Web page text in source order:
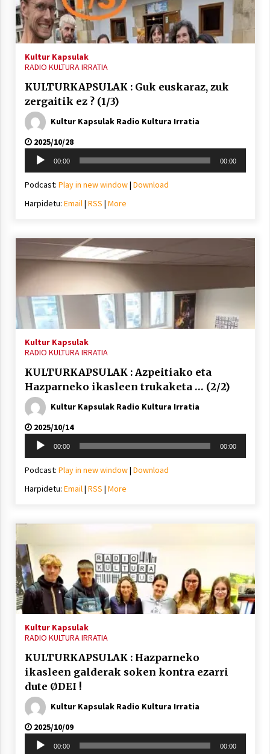
Kultur Kapsulak
RADIO KULTURA IRRATIA
KULTURKAPSULAK : Guk euskaraz, zuk
zergaitik ez ? (1/3)
Kultur Kapsulak Radio Kultura Irratia
2025/10/28
Soinu
erreproduzigailua
00:00 00:00
Podcast: Play in new window| Download
Harpidetu: Email| RSS | More
Kultur Kapsulak
RADIO KULTURA IRRATIA
KULTURKAPSULAK : Azpeitiako eta
Hazparneko ikasleen trukaketa … (2/2)
Kultur Kapsulak Radio Kultura Irratia
2025/10/14
Soinu
erreproduzigailua
00:00 00:00
Podcast: Play in new window| Download
Harpidetu: Email| RSS | More
Kultur Kapsulak
RADIO KULTURA IRRATIA
KULTURKAPSULAK : Hazparneko
ikasleen galderak soken kontra ezarri
dute ØDEI !
Kultur Kapsulak Radio Kultura Irratia
2025/10/09
Soinu
erreproduzigailua
00:00 00:00